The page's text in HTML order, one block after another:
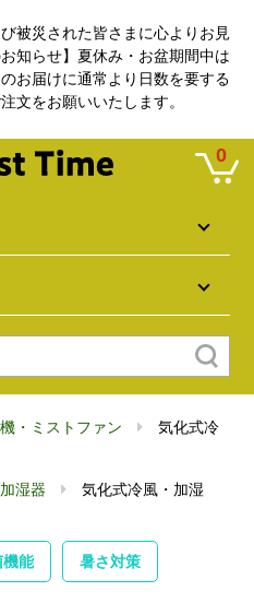
被災された皆さまに心よりお見
知らせ】夏休み・お盆期間中は
お届けに通常より日数を要する
文をお願いいたします。
0
・ミストファン
気化式冷
湿器
気化式冷風・加湿
機能 暑さ対策